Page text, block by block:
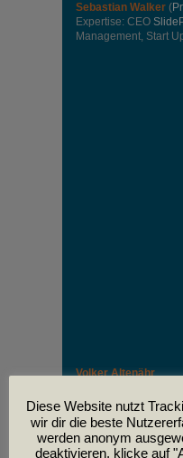
Sebastian Walker (
Expertise: CEO
Management, Start
Volker Altenähr
leider am
30. April im Alter von
Diese Website nutzt
wir dir die beste
werden anonym
deaktivieren, klicke auf